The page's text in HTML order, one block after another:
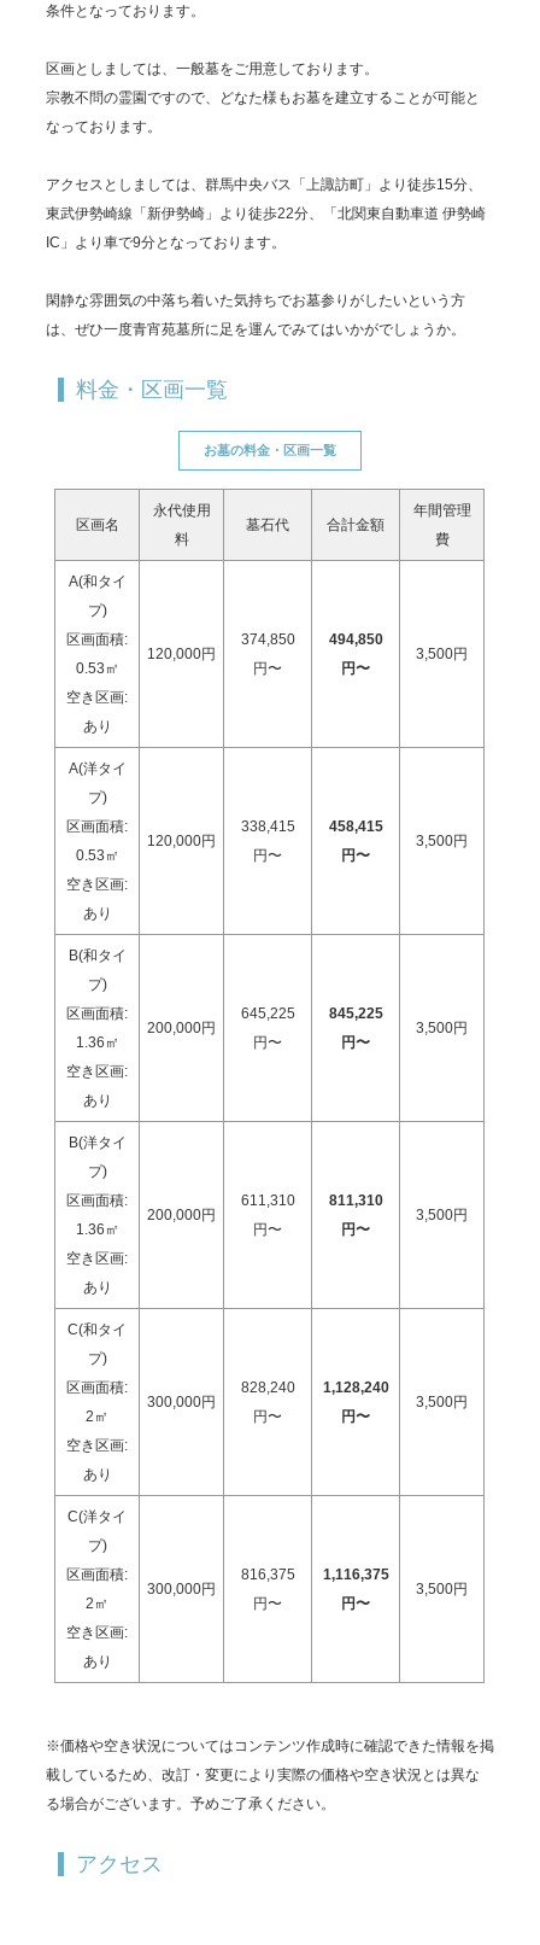
条件となっております。
区画としましては、一般墓をご用意しております。
宗教不問の霊園ですので、どなた様もお墓を建立することが可能と
なっております。
アクセスとしましては、群馬中央バス「上諏訪町」より徒歩15分、
東武伊勢崎線「新伊勢崎」より徒歩22分、「北関東自動車道 伊勢崎
IC」より車で9分となっております。
閑静な雰囲気の中落ち着いた気持ちでお墓参りがしたいという方
は、ぜひ一度青宵苑墓所に足を運んでみてはいかがでしょうか。
料金・区画一覧
お墓の料金・区画一覧
区画名
永代使用
料
墓石代 合計金額
年間管理
費
A(和タイ
プ)
0.53 ㎡
あり
120,000円
374,850
円〜
494,850
円〜
3,500円
A(洋タイ
プ)
0.53 ㎡
あり
120,000円
338,415
円〜
458,415
円〜
3,500円
B(和タイ
プ)
1.36 ㎡
あり
200,000円
645,225
円〜
845,225
円〜
3,500円
B(洋タイ
プ)
1.36 ㎡
あり
200,000円
611,310
円〜
811,310
円〜
3,500円
C(和タイ
プ)
2 ㎡
あり
300,000円
828,240
円〜
1,128,240
円〜
3,500円
C(洋タイ
プ)
2 ㎡
あり
300,000円
816,375
円〜
1,116,375
円〜
3,500円
※価格や空き状況についてはコンテンツ作成時に確認できた情報を掲
載しているため、改訂・変更により実際の価格や空き状況とは異な
る場合がございます。予めご了承ください。
アクセス